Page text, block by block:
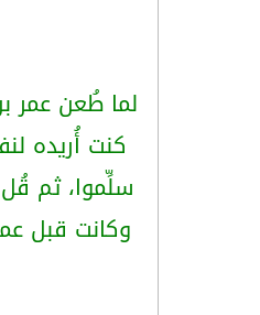
لما طُعن عمر
كنت أُريده
سلِّموا، ثم قُل
وكانت قبل